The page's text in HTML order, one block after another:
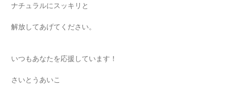
ナチュラルにスッキリと
解放してあげてください。
いつもあなたを応援しています！
さいとうあいこ